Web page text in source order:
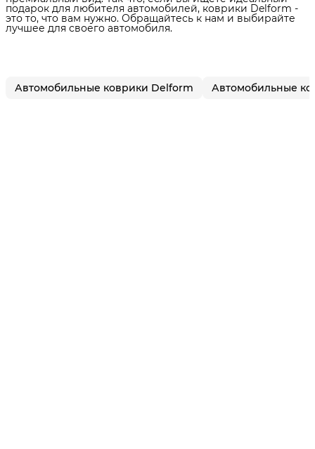
подарок для любителя автомобилей, коврики Delform -
это то, что вам нужно. Обращайтесь к нам и выбирайте
лучшее для своего автомобиля.
Автомобильные коврики Delform Автомобильные